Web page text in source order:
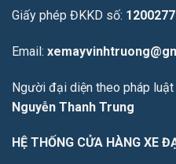
Giấy phép ĐKKD số:
Email:
Người đại diện theo pháp
Nguyễn Thanh Trung
HỆ THỐNG CỬA HÀNG XE